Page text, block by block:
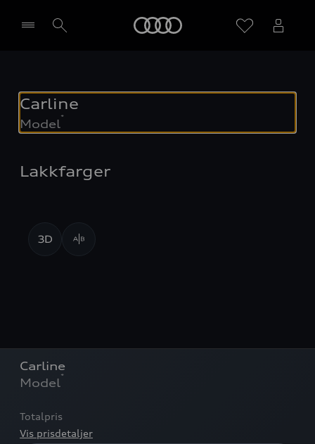
Home
Velg forhandler
Carline
Model*
Lakkfarger
Carline
Model*
Totalpris
Vis prisdetaljer